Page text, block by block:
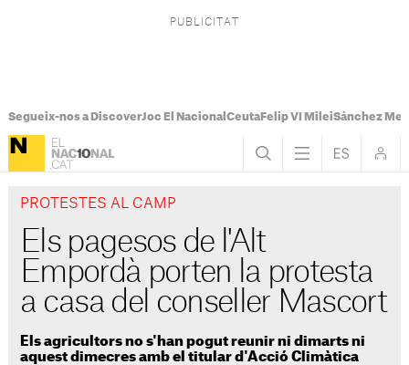
Segueix-nos a DiscoverJoc El Nacional CeutaFelip VI MileiSánchez
PROTESTES AL CAMP
Els pagesos de l'Alt
Empordà porten la protesta
a casa del conseller Mascort
Els agricultors no s'han pogut reunir ni dimarts ni
aquest dimecres amb el titular d'Acció Climàtica